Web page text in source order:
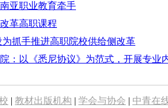
亚职业教育牵手
革高职课程
抓手推进高职院校供给侧改革
：以《悉尼协议》为范式，开展专业
| 教材出版机构 | 学会与协会 | 中青在